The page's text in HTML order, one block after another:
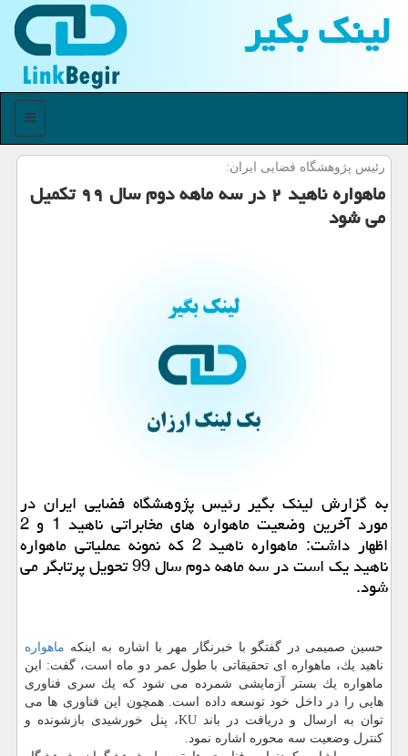
لینك بگیر
منو
رئیس پژوهشگاه فضایی ایران:
ماهواره ناهید ۲ در سه ماهه دوم سال ۹۹ تكمیل
می شود
به گزارش لینك بگیر رئیس پژوهشگاه فضایی ایران در
مورد آخرین وضعیت ماهواره های مخابراتی ناهید 1 و 2
اظهار داشت: ماهواره ناهید 2 كه نمونه عملیاتی ماهواره
ناهید یك است در سه ماهه دوم سال 99 تحویل پرتابگر می
شود.
حسین صمیمی در گفتگو با خبرنگار مهر با اشاره به اینكه ماهواره
ناهید یك، ماهواره ای تحقیقاتی با طول عمر دو ماه است، گفت: این
ماهواره یك بستر آزمایشی شمرده می شود كه یك سری فناوری
هایی را در داخل خود توسعه داده است. همچون این فناوری ها می
توان به ارسال و دریافت در باند KU، پنل خورشیدی بازشونده و
كنترل وضعیت سه محوره اشاره نمود.